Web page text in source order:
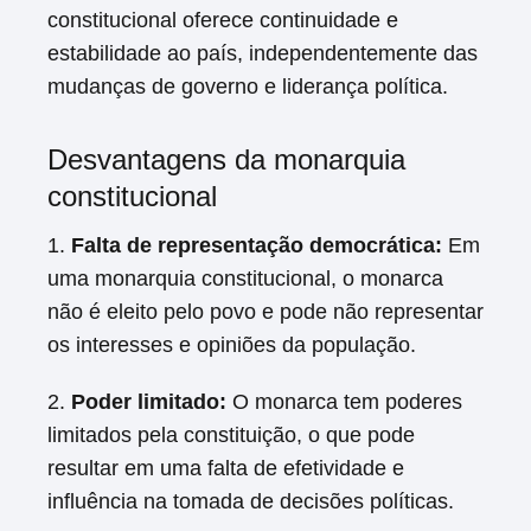
constitucional oferece continuidade e
estabilidade ao país, independentemente das
mudanças de governo e liderança política.
Desvantagens da monarquia
constitucional
1. Falta de representação democrática: Em
uma monarquia constitucional, o monarca
não é eleito pelo povo e pode não representar
os interesses e opiniões da população.
2. Poder limitado: O monarca tem poderes
limitados pela constituição, o que pode
resultar em uma falta de efetividade e
influência na tomada de decisões políticas.